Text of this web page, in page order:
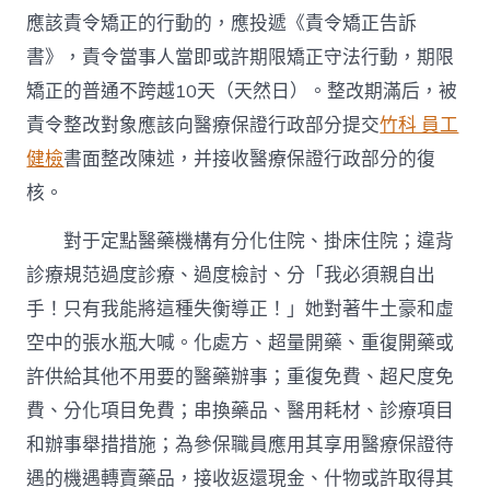
應該責令矯正的行動的，應投遞《責令矯正告訴
書》，責令當事人當即或許期限矯正守法行動，期限
矯正的普通不跨越10天（天然日）。整改期滿后，被
責令整改對象應該向醫療保證行政部分提交竹科 員工
健檢書面整改陳述，并接收醫療保證行政部分的復
核。
對于定點醫藥機構有分化住院、掛床住院；違背
診療規范過度診療、過度檢討、分「我必須親自出
手！只有我能將這種失衡導正！」她對著牛土豪和虛
空中的張水瓶大喊。化處方、超量開藥、重復開藥或
許供給其他不用要的醫藥辦事；重復免費、超尺度免
費、分化項目免費；串換藥品、醫用耗材、診療項目
和辦事舉措措施；為參保職員應用其享用醫療保證待
遇的機遇轉賣藥品，接收返還現金、什物或許取得其